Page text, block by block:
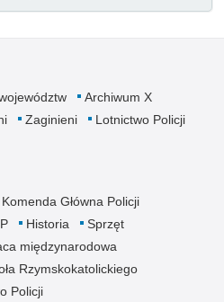
Archiwum X
Zaginieni
Lotnictwo Policji
Komenda Główna Policji
Historia
Sprzęt
międzynarodowa
Rzymskokatolickiego
Policji